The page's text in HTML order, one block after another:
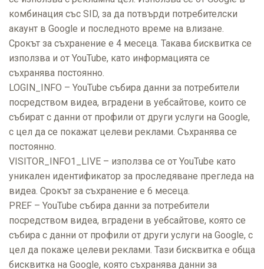
комбинация със SID, за да потвърди потребителски
акаунт в Google и последното време на влизане.
Срокът за съхранение е 4 месеца. Такава бисквитка се
използва и от YouTube, като информацията се
съхранява постоянно.
LOGIN_INFO – YouTube събира данни за потребители
посредством видеа, вградени в уебсайтове, които се
събират с данни от профили от други услуги на Google,
с цел да се покажат целеви реклами. Съхранява се
постоянно.
VISITOR_INFO1_LIVE – използва се от YouTube като
уникален идентификатор за проследяване прегледа на
видеа. Срокът за съхранение е 6 месеца.
PREF – YouTube събира данни за потребители
посредством видеа, вградени в уебсайтове, която се
събира с данни от профили от други услуги на Google, с
цел да покаже целеви реклами. Тази бисквитка е обща
бисквитка на Google, която съхранява данни за